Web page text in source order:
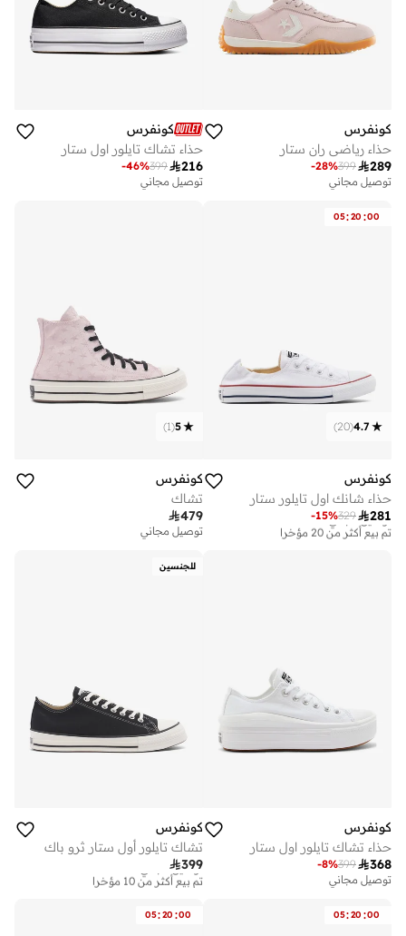
كونفرس
حذاء رياضي ران ستار
289
399
-28%
توصيل مجاني
كونفرس
حذاء تشاك تايلور اول ستار
216
399
-46%
توصيل مجاني
05:20 :00
4.7
(
20
)
كونفرس
حذاء شانك اول تايلور ستار
281
329
-15%
توصيل مجاني
تم بيع أكثر من 20 مؤخرا
5
(
1
)
كونفرس
تشاك
479
توصيل مجاني
كونفرس
حذاء تشاك تايلور اول ستار
368
399
-8%
توصيل مجاني
للجنسين
كونفرس
تشاك تايلور أول ستار ثرو باك
399
توصيل مجاني
تم بيع أكثر من 10 مؤخرا
05:20 :00
05:20 :00